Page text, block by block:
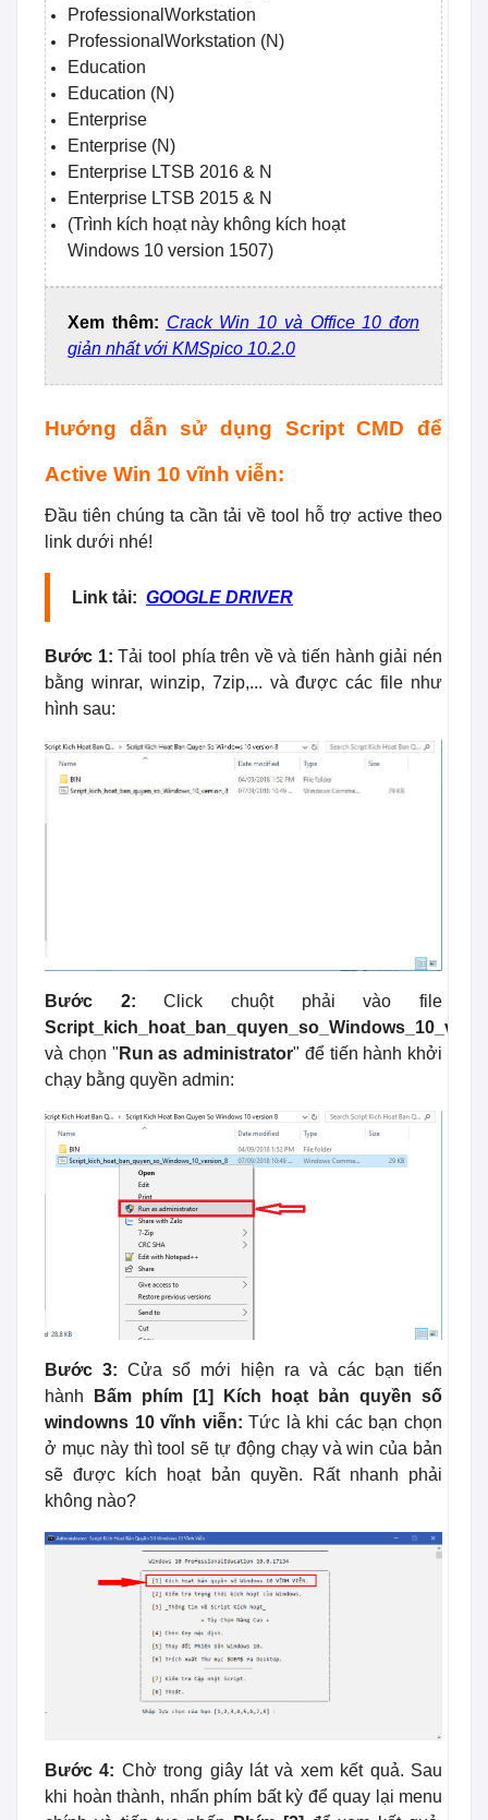
ProfessionalWorkstation
ProfessionalWorkstation (N)
Education
Education (N)
Enterprise
Enterprise (N)
Enterprise LTSB 2016 & N
Enterprise LTSB 2015 & N
(Trình kích hoạt này không kích hoạt
Windows 10 version 1507)
Xem thêm: Crack Win 10 và Office 10 đơn
giản nhất với KMSpico 10.2.0
Hướng dẫn sử dụng Script CMD để
Active Win 10 vĩnh viễn:
Đầu tiên chúng ta cần tải về tool hỗ trợ active theo
link dưới nhé!
Link tải: GOOGLE DRIVER
Bước 1: Tải tool phía trên về và tiến hành giải nén
bằng winrar, winzip, 7zip,... và được các file như
hình sau:
Bước 2: Click chuột phải vào file
và chọn " Run as administrator" để tiến hành khởi
chạy bằng quyền admin:
Bước 3: Cửa sổ mới hiện ra và các bạn tiến
hành
Bấm phím [1] Kích hoạt bản quyền số
windowns 10 vĩnh viễn: Tức là khi các bạn chọn
ở mục này thì tool sẽ tự động chạy và win của bản
sẽ được kích hoạt bản quyền. Rất nhanh phải
không nào?
Bước 4: Chờ trong giây lát và xem kết quả. Sau
khi hoàn thành, nhấn phím bất kỳ để quay lại menu